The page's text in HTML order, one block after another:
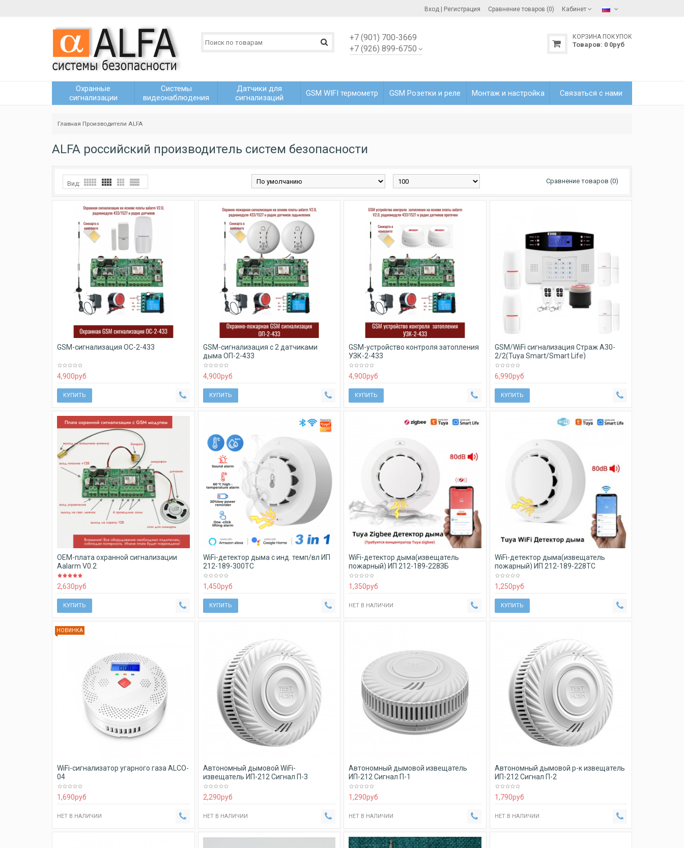
Вход Регистрация Сравнение товаров (0) Кабинет
+7 (901) 700-3669
+7 (926) 899-6750
КОРЗИНА ПОКУПОК
Товаров: 0 0руб
Охранные
сигнализации
Системы
видеонаблюдения
Датчики для
сигнализаций
GSM WIFI термометр GSM Розетки и реле Монтаж и настройка Связаться с нами
Главная Производители ALFA
ALFA российский производитель систем безопасности
Вид: Сравнение товаров (0)
GSM-сигнализация ОС-2-433
4,900руб
КУПИТЬ
GSM-сигнализация с 2 датчиками
дыма ОП-2-433
4,900руб
КУПИТЬ
GSM-устройство контроля затопления
УЗК-2-433
4,900руб
КУПИТЬ
GSM/WiFi сигнализация Страж А30-
2/2(Tuya Smart/Smart Life)
6,990руб
КУПИТЬ
OEM-плата охранной сигнализации
Aalarm V0.2
2,630руб
КУПИТЬ
WiFi-детектор дыма с инд. темп/вл ИП
212-189-300ТС
1,450руб
КУПИТЬ
WiFi-детектор дыма(извещатель
пожарный) ИП 212-189-228ЗБ
1,350руб
НЕТ В НАЛИЧИИ
WiFi-детектор дыма(извещатель
пожарный) ИП 212-189-228ТС
1,250руб
КУПИТЬ
НОВИНКА
WiFi-сигнализатор угарного газа ALCO-
04
1,690руб
НЕТ В НАЛИЧИИ
Автономный дымовой WiFi-
извещатель ИП-212 Сигнал П-3
2,290руб
НЕТ В НАЛИЧИИ
Автономный дымовой извещатель
ИП-212 Сигнал П-1
1,290руб
НЕТ В НАЛИЧИИ
Автономный дымовой р-к извещатель
ИП-212 Сигнал П-2
1,790руб
НЕТ В НАЛИЧИИ